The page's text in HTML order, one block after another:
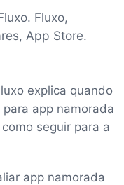
Fluxo,
App Store.
explica quando
app namorada
seguir para a
app namorada